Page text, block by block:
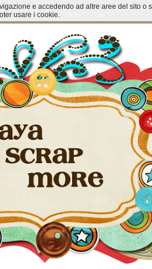
e accedendo ad altre aree del sito
usare i cookie.